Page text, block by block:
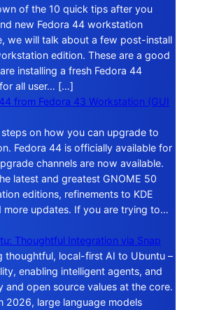
of the 10 quick tips after you
new Fedora 44 workstation
we will talk about a few post-install
edition. These are a good
installing a fresh Fedora 44
all user… […]
from Fedora 43 Workstation (GUI
steps on how you can upgrade to
Fedora 44 is officially available for
channels are now available.
latest and greatest GNOME 50
editions, refinements to KDE
more updates. If you are trying to…
Thoughtful Integration via Snap
thoughtful, local-first AI to Ubuntu –
enabling intelligent agents, and
and open source values at the core.
2026, large language models